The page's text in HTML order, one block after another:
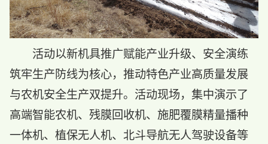
活动以新机具推广赋能产业升级、安全演练
筑牢生产防线为核心，推动特色产业高质量发展
与农机安全生产双提升。活动现场，集中演示了
高端智能农机、残膜回收机、施肥覆膜精量播种
一体机、植保无人机、北斗导航无人驾驶设备等